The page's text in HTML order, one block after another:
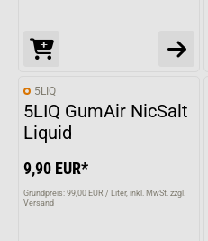
5LIQ
5LIQ GumAir NicSalt
Liquid
9,90 EUR*
Grundpreis: 99,00 EUR / Liter inkl. MwSt. zzgl.
Versand